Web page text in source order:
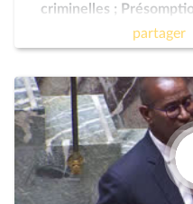
criminelles ;
pour les forces departager